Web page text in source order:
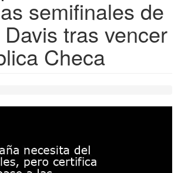
semifinales de
tras vencer
Checa